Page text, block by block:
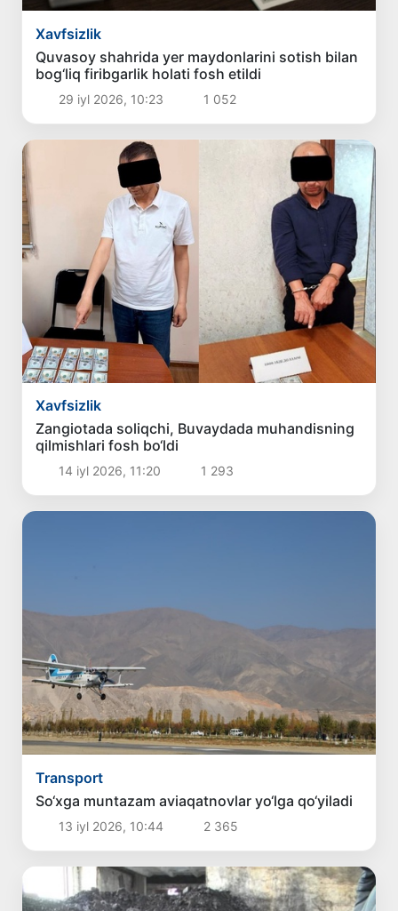
Xavfsizlik
Quvasoy shahrida yer maydonlarini sotish bilan
bog‘liq firibgarlik holati fosh etildi
29 iyl 2026, 10:23 1 052
Xavfsizlik
Zangiotada soliqchi, Buvaydada muhandisning
qilmishlari fosh bo‘ldi
14 iyl 2026, 11:20 1 293
Transport
So‘xga muntazam aviaqatnovlar yo‘lga qo‘yiladi
13 iyl 2026, 10:44 2 365